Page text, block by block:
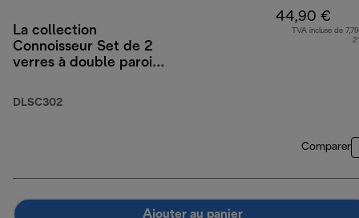
La collection
Connoisseur Set de 2
verres à double paroi
verres à cappuccino et
DLSC302
44,90 €
TVA incluse de
Comparer
Ajouter au panier